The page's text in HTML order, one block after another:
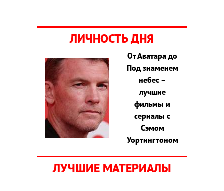
ЛИЧНОСТЬ ДНЯ
От Аватара до
Под знаменем
небес –
лучшие
фильмы и
сериалы с
Сэмом
Уортингтоном
ЛУЧШИЕ МАТЕРИАЛЫ